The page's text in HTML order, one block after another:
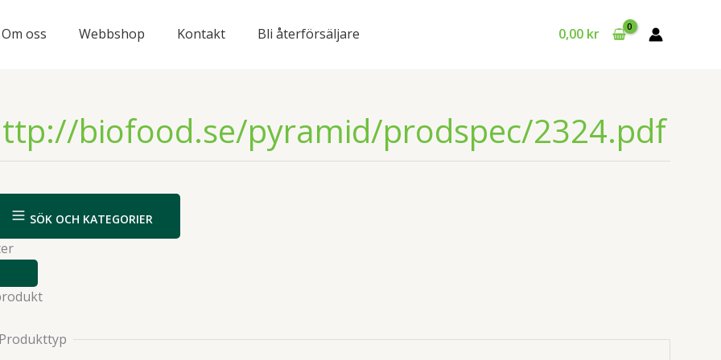
Om oss Webbshop Kontakt Bli återförsäljare 0,00 kr
biofood.se/pyramid/prodspec/2324.pdf
SÖK OCH KATEGORIER
ELLER
DÖLJ
Produkttyp